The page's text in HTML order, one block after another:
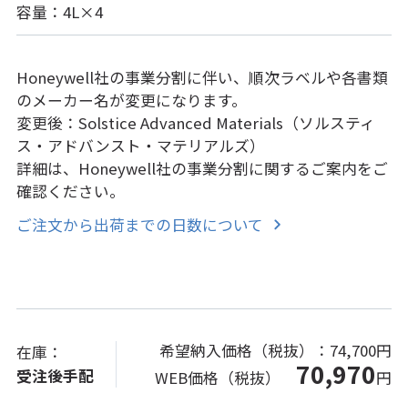
容量：4L×4
Honeywell社の事業分割に伴い、順次ラベルや各書類
のメーカー名が変更になります。
変更後：Solstice Advanced Materials（ソルスティ
ス・アドバンスト・マテリアルズ）
詳細は、Honeywell社の事業分割に関するご案内をご
確認ください。
ご注文から出荷までの日数について
在庫：
受注後手配
希望納入価格（税抜）： 74,700円
WEB価格（税抜） 70,970円